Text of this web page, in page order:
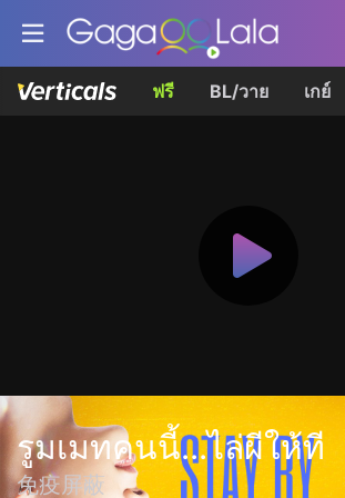
ฟรี BL/วาย เกย์
รูมเมทคนนี้...ไล่ผีให้ที
免疫屏蔽